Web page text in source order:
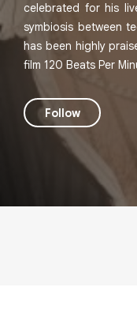
celebrated for his
symbiosis between
has been highly
film 120 Beats Per
Follow